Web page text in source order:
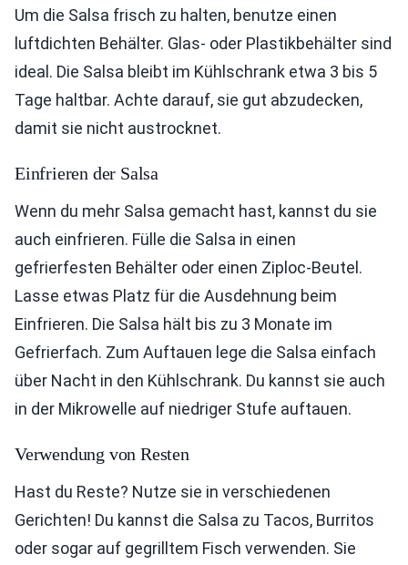
Um die Salsa frisch zu halten, benutze einen
luftdichten Behälter. Glas- oder Plastikbehälter sind
ideal. Die Salsa bleibt im Kühlschrank etwa 3 bis 5
Tage haltbar. Achte darauf, sie gut abzudecken,
damit sie nicht austrocknet.
Einfrieren der Salsa
Wenn du mehr Salsa gemacht hast, kannst du sie
auch einfrieren. Fülle die Salsa in einen
gefrierfesten Behälter oder einen Ziploc-Beutel.
Lasse etwas Platz für die Ausdehnung beim
Einfrieren. Die Salsa hält bis zu 3 Monate im
Gefrierfach. Zum Auftauen lege die Salsa einfach
über Nacht in den Kühlschrank. Du kannst sie auch
in der Mikrowelle auf niedriger Stufe auftauen.
Verwendung von Resten
Hast du Reste? Nutze sie in verschiedenen
Gerichten! Du kannst die Salsa zu Tacos, Burritos
oder sogar auf gegrilltem Fisch verwenden. Sie